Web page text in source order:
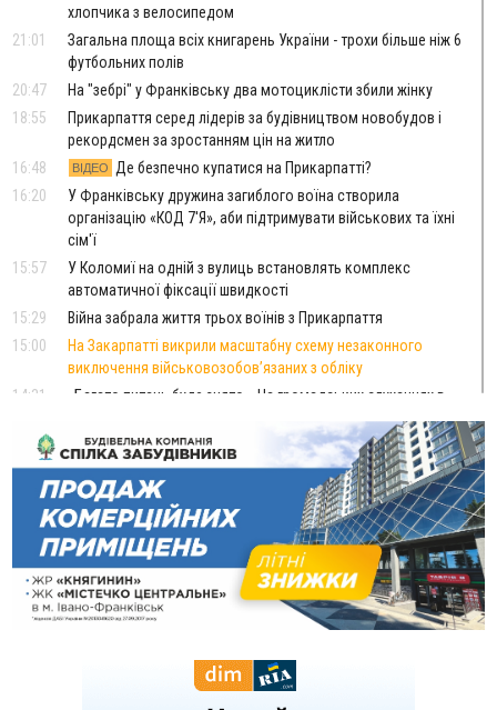
хлопчика з велосипедом
21:01
Загальна площа всіх книгарень України - трохи більше ніж 6
футбольних полів
20:47
На "зебрі" у Франківську два мотоциклісти збили жінку
18:55
Прикарпаття серед лідерів за будівництвом новобудов і
рекордсмен за зростанням цін на житло
16:48
ВІДЕО
Де безпечно купатися на Прикарпатті?
16:20
У Франківську дружина загиблого воїна створила
організацію «КОД 7'Я», аби підтримувати військових та їхні
сім'ї
15:57
У Коломиї на одній з вулиць встановлять комплекс
автоматичної фіксації швидкості
15:29
Війна забрала життя трьох воїнів з Прикарпаття
15:00
На Закарпатті викрили масштабну схему незаконного
виключення військовозобов’язаних з обліку
14:31
«Багато питань буде знято». На громадських слуханнях в
Яремче обговорили, як вирішити питання джипінгу в
Карпатах
13:54
5 «тихих» хвороб, які виявляє профілактичне обстеження
13:30
ФОТО На Надрічній тривають останні приготування до
нового руху
12:57
У Франківську зафіксували найбільшу спеку за всю історію
спостережень
12:24
Лікування наркоманії Київ: чому важливо розпочати
терапію якомога раніше
тисяч гривень у валюті, засудили до 5 років
Податкова передасть в Міноборони для "Оберегу" дані про